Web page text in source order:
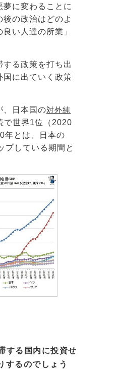
夢に変わることに
の政治はどのよ
い人達の所業」
る政策を打ち出
国に出ていく政策
、日本国の対外純
で世界1位（2020
年とは、日本の
プしている期間と
する国内に投資せ
するのでしょう